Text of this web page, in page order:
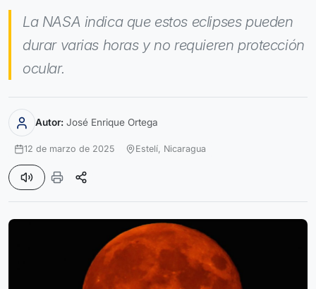
La NASA indica que estos eclipses pueden
durar varias horas y no requieren protección
ocular.
Autor: José Enrique Ortega
12 de marzo de 2025 Estelí, Nicaragua